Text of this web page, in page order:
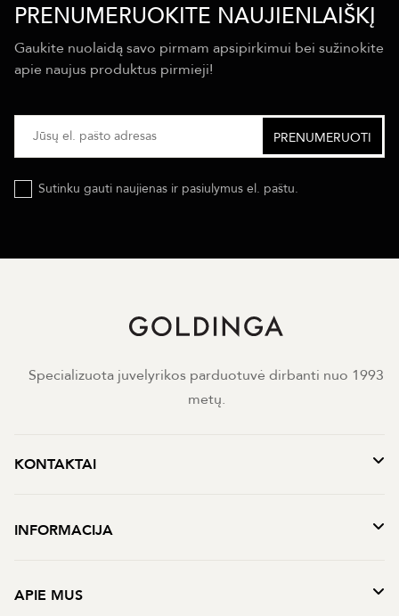
PRENUMERUOKITE NAUJIENLAIŠKĮ
Gaukite nuolaidą savo pirmam apsipirkimui bei sužinokite
apie naujus produktus pirmieji!
Sutinku gauti naujienas ir pasiulymus el. paštu.
Specializuota juvelyrikos parduotuvė dirbanti nuo 1993
metų.
KONTAKTAI
INFORMACIJA
APIE MUS